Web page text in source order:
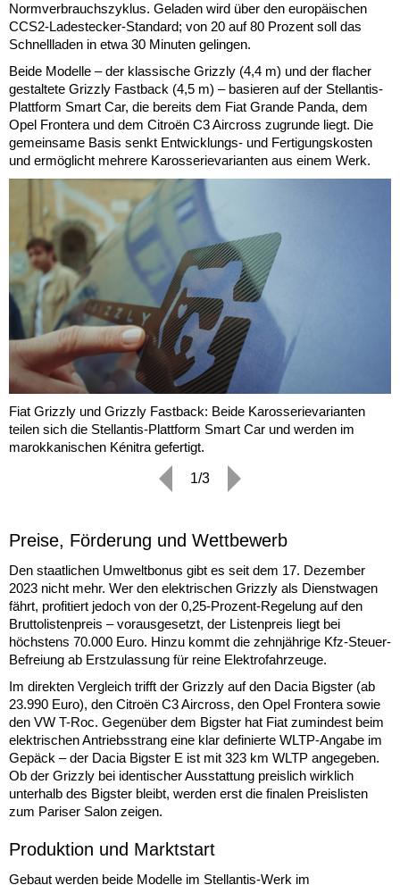
Normverbrauchszyklus. Geladen wird über den europäischen
CCS2-Ladestecker-Standard; von 20 auf 80 Prozent soll das
Schnellladen in etwa 30 Minuten gelingen.
Beide Modelle – der klassische Grizzly (4,4 m) und der flacher
gestaltete Grizzly Fastback (4,5 m) – basieren auf der Stellantis-
Plattform Smart Car, die bereits dem Fiat Grande Panda, dem
Opel Frontera und dem Citroën C3 Aircross zugrunde liegt. Die
gemeinsame Basis senkt Entwicklungs- und Fertigungskosten
und ermöglicht mehrere Karosserievarianten aus einem Werk.
Fiat Grizzly und Grizzly Fastback: Beide Karosserievarianten
teilen sich die Stellantis-Plattform Smart Car und werden im
marokkanischen Kénitra gefertigt.
1/3
Preise, Förderung und Wettbewerb
Den staatlichen Umweltbonus gibt es seit dem 17. Dezember
2023 nicht mehr. Wer den elektrischen Grizzly als Dienstwagen
fährt, profitiert jedoch von der 0,25-Prozent-Regelung auf den
Bruttolistenpreis – vorausgesetzt, der Listenpreis liegt bei
höchstens 70.000 Euro. Hinzu kommt die zehnjährige Kfz-Steuer-
Befreiung ab Erstzulassung für reine Elektrofahrzeuge.
Im direkten Vergleich trifft der Grizzly auf den Dacia Bigster (ab
23.990 Euro), den Citroën C3 Aircross, den Opel Frontera sowie
den VW T-Roc. Gegenüber dem Bigster hat Fiat zumindest beim
elektrischen Antriebsstrang eine klar definierte WLTP-Angabe im
Gepäck – der Dacia Bigster E ist mit 323 km WLTP angegeben.
Ob der Grizzly bei identischer Ausstattung preislich wirklich
unterhalb des Bigster bleibt, werden erst die finalen Preislisten
zum Pariser Salon zeigen.
Produktion und Marktstart
Gebaut werden beide Modelle im Stellantis-Werk im